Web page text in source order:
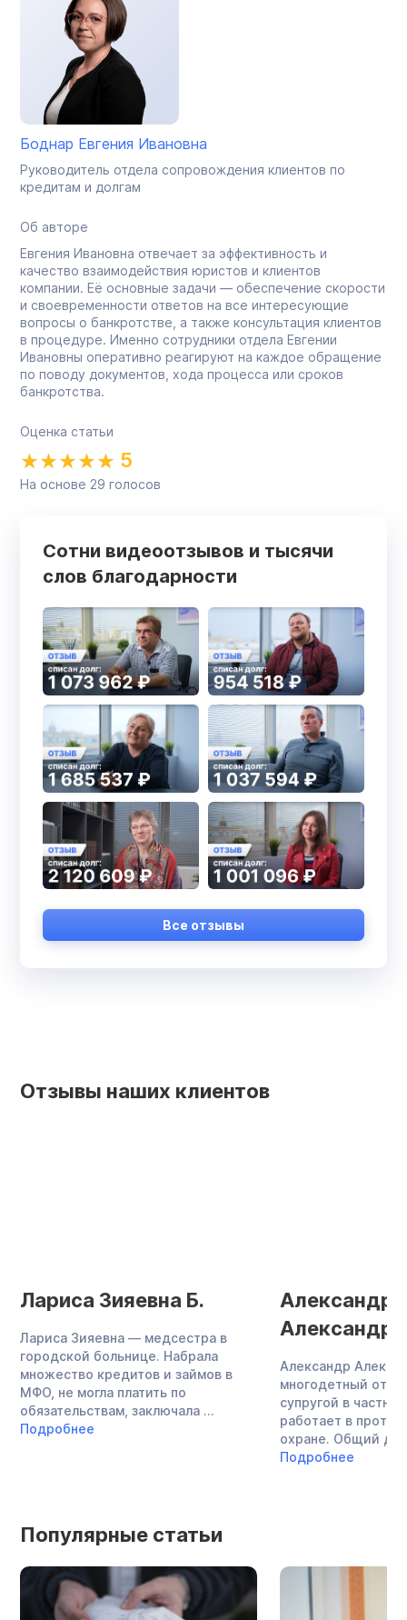
Боднар Евгения Ивановна
Руководитель отдела сопровождения клиентов по
кредитам и долгам
Об авторе
Евгения Ивановна отвечает за эффективность и
качество взаимодействия юристов и клиентов
компании. Её основные задачи — обеспечение скорости
и своевременности ответов на все интересующие
вопросы о банкротстве, а также консультация клиентов
в процедуре. Именно сотрудники отдела Евгении
Ивановны оперативно реагируют на каждое обращение
по поводу документов, хода процесса или сроков
банкротства.
Оценка статьи
5
На основе 29 голосов
Сотни видеоотзывов и тысячи
слов благодарности
Все отзывы
Отзывы наших клиентов
Лариса Зияевна Б.
Лариса Зияевна — медсестра в
городской больнице. Набрала
множество кредитов и займов в
МФО, не могла платить по
обязательствам, заключала ...
Подробнее
Александр
Александр
многодетный
супругой в
работает в
охране. Общий
Подробнее
Популярные статьи